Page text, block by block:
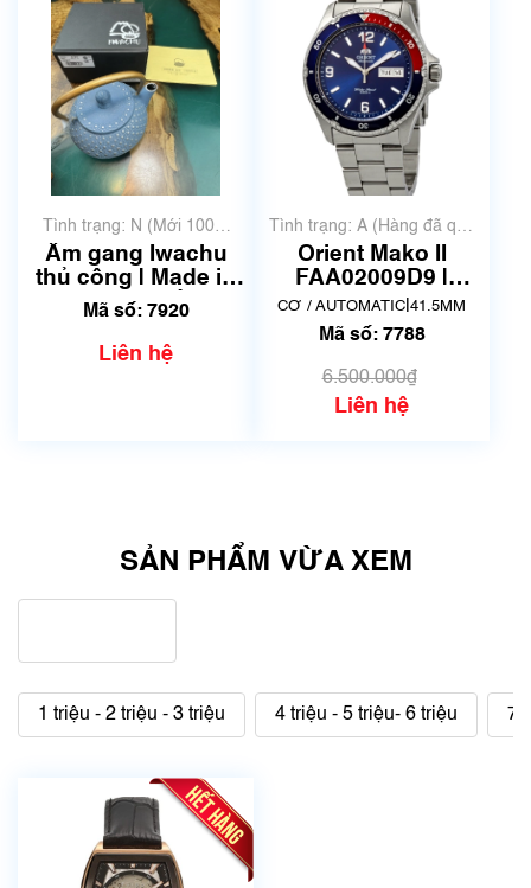
Tình trạng: N (Mới 100%
chưa qua sử dụng)
Ấm gang Iwachu
thủ công | Made in
Japan | Mã số 7920
Mã số: 7920
Liên hệ
Tình trạng: A (Hàng đã qua
sử dụng nhưng rất đẹp,
không có xước)
Orient Mako II
FAA02009D9 |
AA02-C5-B | Made
in Japnan | Mã số
CƠ / AUTOMATIC 41.5MM
Mã số: 7788
6.500.000₫
Liên hệ
SẢN PHẨM VỪA XEM
1 triệu - 2 triệu - 3 triệu 4 triệu - 5 triệu- 6 triệu 7